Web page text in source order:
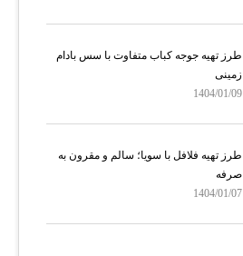
طرز تهیه جوجه کباب متفاوت با سس بادام
زمینی
1404/01/09
طرز تهیه فلافل با سویا؛ سالم و مقرون‌ به
صرفه
1404/01/07